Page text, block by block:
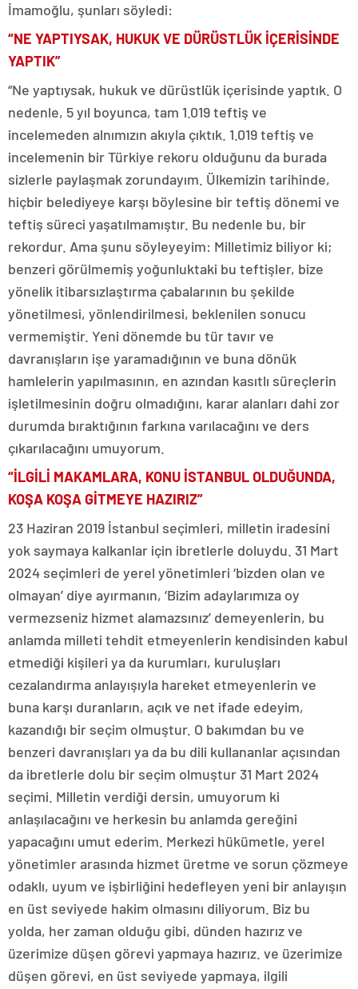
İmamoğlu, şunları söyledi:
“NE YAPTIYSAK, HUKUK VE DÜRÜSTLÜK İÇERİSİNDE
YAPTIK”
“Ne yaptıysak, hukuk ve dürüstlük içerisinde yaptık. O
nedenle, 5 yıl boyunca, tam 1.019 teftiş ve
incelemeden alnımızın akıyla çıktık. 1.019 teftiş ve
incelemenin bir Türkiye rekoru olduğunu da burada
sizlerle paylaşmak zorundayım. Ülkemizin tarihinde,
hiçbir belediyeye karşı böylesine bir teftiş dönemi ve
teftiş süreci yaşatılmamıştır. Bu nedenle bu, bir
rekordur. Ama şunu söyleyeyim: Milletimiz biliyor ki;
benzeri görülmemiş yoğunluktaki bu teftişler, bize
yönelik itibarsızlaştırma çabalarının bu şekilde
yönetilmesi, yönlendirilmesi, beklenilen sonucu
vermemiştir. Yeni dönemde bu tür tavır ve
davranışların işe yaramadığının ve buna dönük
hamlelerin yapılmasının, en azından kasıtlı süreçlerin
işletilmesinin doğru olmadığını, karar alanları dahi zor
durumda bıraktığının farkına varılacağını ve ders
çıkarılacağını umuyorum.
“İLGİLİ MAKAMLARA, KONU İSTANBULOLDUĞUNDA,
KOŞA KOŞA GİTMEYE HAZIRIZ”
23 Haziran 2019 İstanbul seçimleri, milletin iradesini
yok saymaya kalkanlar için ibretlerle doluydu. 31 Mart
2024 seçimleri de yerel yönetimleri ‘bizden olan ve
olmayan’ diye ayırmanın, ‘Bizim adaylarımıza oy
vermezseniz hizmet alamazsınız’ demeyenlerin, bu
anlamda milleti tehdit etmeyenlerin kendisinden kabul
etmediği kişileri ya da kurumları, kuruluşları
cezalandırma anlayışıyla hareket etmeyenlerin ve
buna karşı duranların, açık ve net ifade edeyim,
kazandığı bir seçim olmuştur. O bakımdan bu ve
benzeri davranışları ya da bu dili kullananlar açısından
da ibretlerle dolu bir seçim olmuştur 31 Mart 2024
seçimi. Milletin verdiği dersin, umuyorum ki
anlaşılacağını ve herkesin bu anlamda gereğini
yapacağını umut ederim. Merkezi hükümetle, yerel
yönetimler arasında hizmet üretme ve sorun çözmeye
odaklı, uyum ve işbirliğini hedefleyen yeni bir anlayışın
en üst seviyede hakim olmasını diliyorum. Biz bu
yolda, her zaman olduğu gibi, dünden hazırız ve
üzerimize düşen görevi yapmaya hazırız. ve üzerimize
düşen görevi, en üst seviyede yapmaya, ilgili